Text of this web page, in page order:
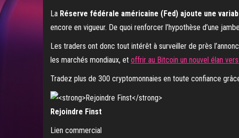
La Réserve fédérale américaine (Fed) ajoute une
encore en vigueur. De quoi renforcer l’hypothèse d’une
Les traders ont donc tout intérêt à surveiller de près
les marchés mondiaux, et offrir au Bitcoin un nouvel élan
Tradez plus de 300 cryptomonnaies en toute confiance
Rejoindre Finst
Lien commercial